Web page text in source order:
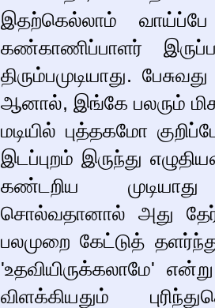
இதற்கெல்லாம்
கண்காணிப்பாளர்
திரும்பமுடியாது.
ஆனால், இங்கே பலரும்
மடியில் புத்தகமோ
இடப்புறம் இருந்து
கண்டறிய முடியாது
சொல்வதானால் அது
பலமுறை கேட்டுத்
'உதவியிருக்கலாமே'
விளக்கியதும்